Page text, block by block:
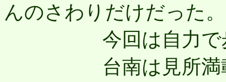
んのさわりだけだった。
今回は自力で歩
台南は見所満載の